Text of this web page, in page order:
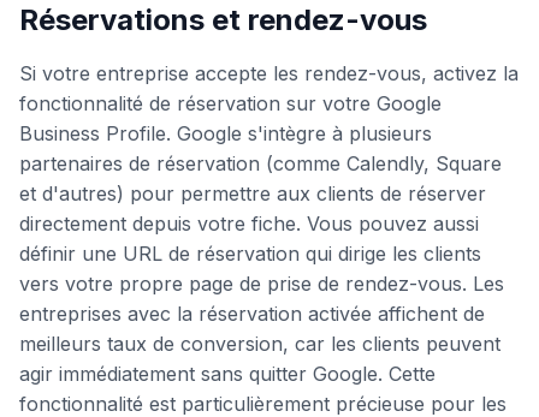
Réservations et rendez-vous
Si votre entreprise accepte les rendez-vous, activez la
fonctionnalité de réservation sur votre Google
Business Profile. Google s'intègre à plusieurs
partenaires de réservation (comme Calendly, Square
et d'autres) pour permettre aux clients de réserver
directement depuis votre fiche. Vous pouvez aussi
définir une URL de réservation qui dirige les clients
vers votre propre page de prise de rendez-vous. Les
entreprises avec la réservation activée affichent de
meilleurs taux de conversion, car les clients peuvent
agir immédiatement sans quitter Google. Cette
fonctionnalité est particulièrement précieuse pour les